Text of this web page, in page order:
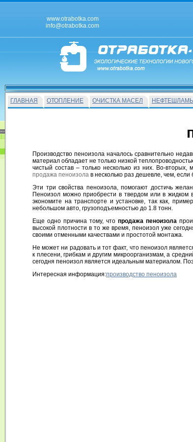
www.otrabotka.com
info@otrabotka.com
ГЛАВНАЯ ОТОПЛЕНИЕ ОЧИСТКА МАСЕЛ НЕФТЕШЛАМЫ
Производство пеноизола началось сравнительно
материал обладает не только низкой
чистый состав – только несколько из них. Во-
продажа пеноизола в несколько раз дешевле, чем,
Эти три свойства пеноизола, помогают достичь
Пеноизол можно приобрести в твердом или в
экономите на транспорте и установке, так как,
небольшом авто, грузоподъемностью до 1.8 тонн.
Еще одно причина тому, что продажа пеноизола
высокой плотности в то же время, пеноизол уже
своими отменными качествами и простотой монтажа.
Не может ни радовать и тот факт, что пеноизол
к плесени, грибкам и другим микроорганизмам, а
сегодня пеноизол является идеальным материалом.
Интересная информация:производство пеноизола